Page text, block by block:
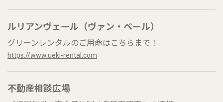
ルリアンヴェール（ヴァン・ベール）
グリーンレンタルのご用命はこちらまで！
https://www.ueki-rental.com
不動産相談広場